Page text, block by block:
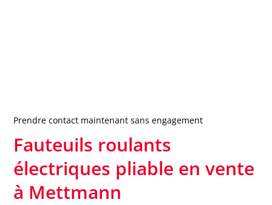
Prendre contact maintenant sans engagement
Fauteuils roulants
électriques pliable en vente
à Mettmann